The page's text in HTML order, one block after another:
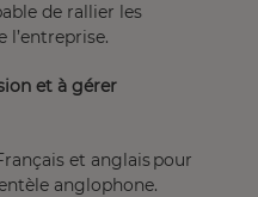
de rallier les
l’entreprise.
et à gérer
et anglais pour
anglophone.